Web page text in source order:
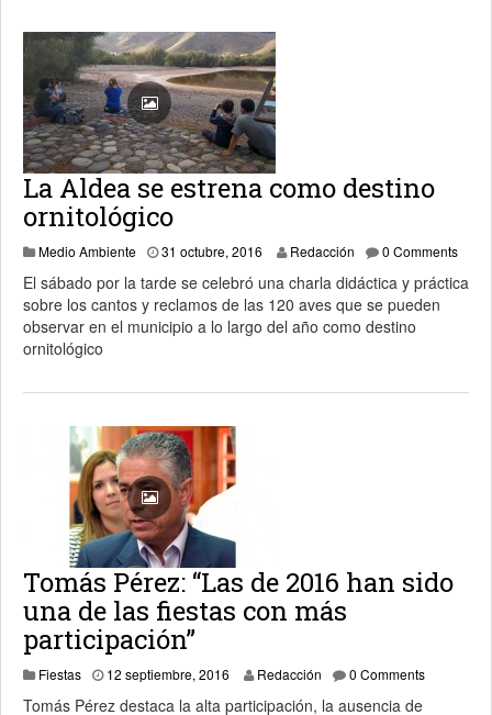
La Aldea se estrena como destino
ornitológico
Medio Ambiente 31 octubre, 2016 Redacción 0 Comments
El sábado por la tarde se celebró una charla didáctica y práctica
sobre los cantos y reclamos de las 120 aves que se pueden
observar en el municipio a lo largo del año como destino
ornitológico
Tomás Pérez: “Las de 2016 han sido
una de las fiestas con más
participación”
Fiestas 12 septiembre, 2016 13 septiembre, 2016
Redacción 0 Comments
Tomás Pérez destaca la alta participación, la ausencia de